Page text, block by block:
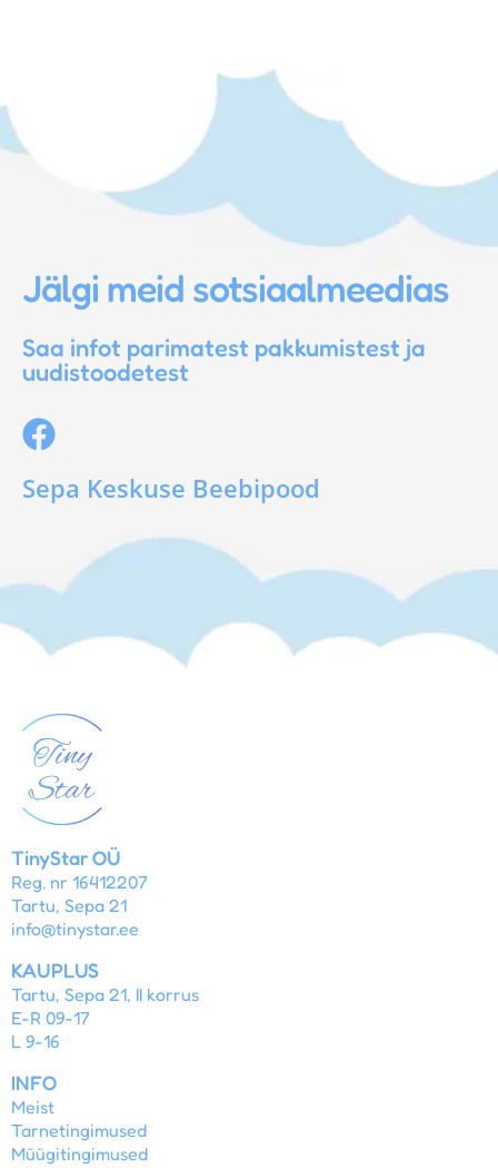
Jälgi meid sotsiaalmeedias
Saa infot parimatest pakkumistest ja
uudistoodetest
Sepa Keskuse Beebipood
TinyStar OÜ
Reg. nr 16412207
Tartu, Sepa 21
info@tinystar.ee
KAUPLUS
Tartu, Sepa 21, II korrus
E-R 09-17
L 9-16
INFO
Meist
Tarnetingimused
Müügitingimused